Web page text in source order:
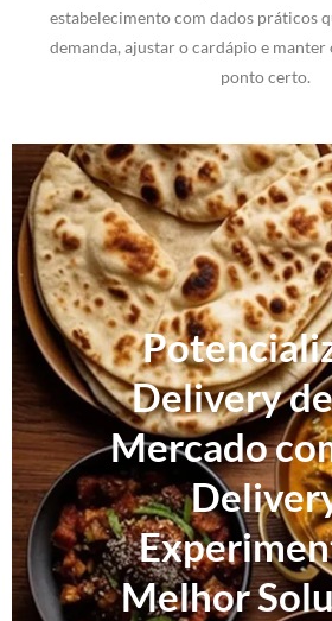
estabelecimento com dados práticos
demanda, ajustar o cardápio e manter
ponto certo.
Delivery
Mercado
Melhor